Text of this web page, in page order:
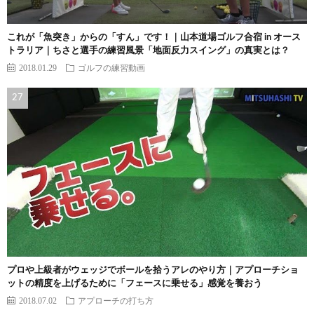
これが「魚突き」からの「すん」です！｜山本道場ゴルフ合宿 in オース
トラリア｜ちさと選手の練習風景「地面反力スイング」の真実とは？
2018.01.29 ゴルフの練習動画
プロや上級者がウェッジでボールを拾うアレのやり方｜アプローチショ
ットの精度を上げるために「フェースに乗せる」感覚を養おう
2018.07.02 アプローチの打ち方